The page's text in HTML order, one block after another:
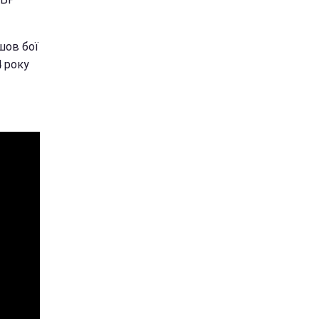
бої
року